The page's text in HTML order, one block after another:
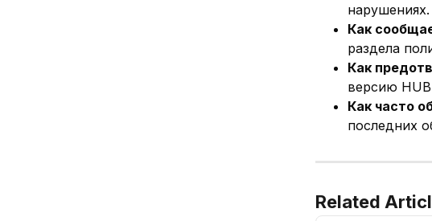
Как
раздела
Как
версию
Как часто
последних
Related